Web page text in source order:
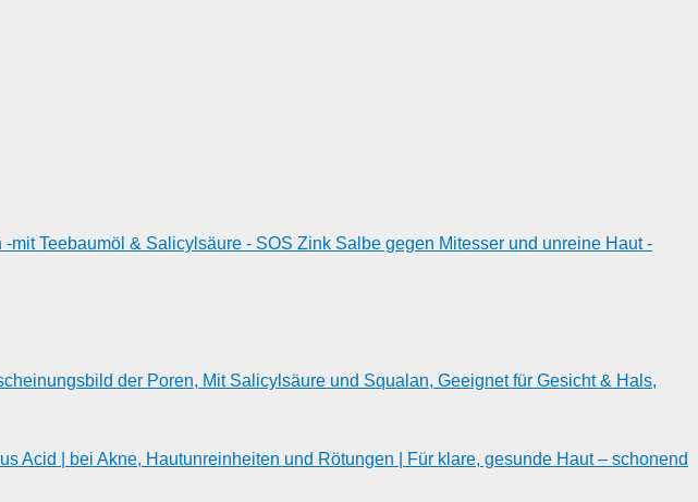
Teebaumöl & Salicylsäure - SOS Zink Salbe gegen Mitesser und unreine Haut -
der Poren, Mit Salicylsäure und Squalan, Geeignet für Gesicht & Hals,
Acid | bei Akne, Hautunreinheiten und Rötungen | Für klare, gesunde Haut – schonend